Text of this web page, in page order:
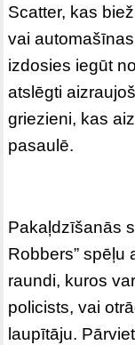
Scatter, kas
vai
izdosies iegūt
atslēgti
griezieni, kas
pasaulē.
Pakaļdzīšanās
Robbers” spēļu
raundi, kuros
policists, vai
laupītāju.